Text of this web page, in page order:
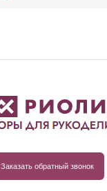
Заказать обратный звонок